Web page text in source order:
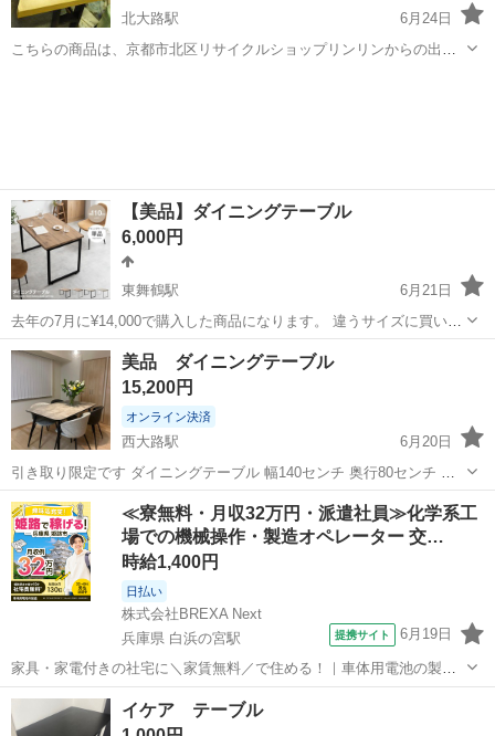
北大路駅
6月24日
こちらの商品は、京都市北区リサイクルショップリンリンからの出品
【美品】ダイニングテーブル
6,000円
東舞鶴駅
6月21日
去年の7月に¥14,000で購入した商品になります。 違うサイズに買い替
えたいので 必要な方にお譲りしたいです。 カラーは1枚目のブラウン
になります。 半年程しか使っておりませんので 目立つ傷や汚れも無く
綺麗です。
京都 舞鶴市 東舞鶴駅 テーブル ダイニング
美品 ダイニングテーブル
15,200円
オンライン決済
西大路駅
6月20日
引き取り限定です ダイニングテーブル 幅140センチ 奥行80センチ 高
さ72センチ
京都 京都市 西大路駅 テーブル ダイニング
≪寮無料・月収32万円・派遣社員≫化学系工
場での機械操作・製造オペレーター 交…
時給1,400円
日払い
株式会社BREXA Next
兵庫県 白浜の宮駅
提携サイト 6月19日
家具・家電付きの社宅に＼家賃無料／で住める！｜車体用電池の製造
｜未経験から月収例32万円♪｜さらに【年間休日130日】！ 人気の工場
のお仕事 ◇車体用電池の製造◇ 機械の操作、部品のセッティング、検
兵庫 姫路市 その他
イケア テーブル